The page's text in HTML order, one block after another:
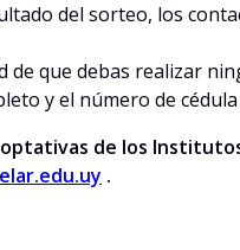
del sorteo, los
de que debas realizar
y el número de
optativas de los
.